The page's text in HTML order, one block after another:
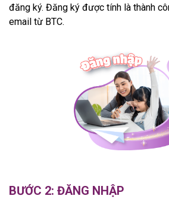
đăng ký. Đăng ký được tính là thành
email từ BTC.
BƯỚC 2: ĐĂNG NHẬP